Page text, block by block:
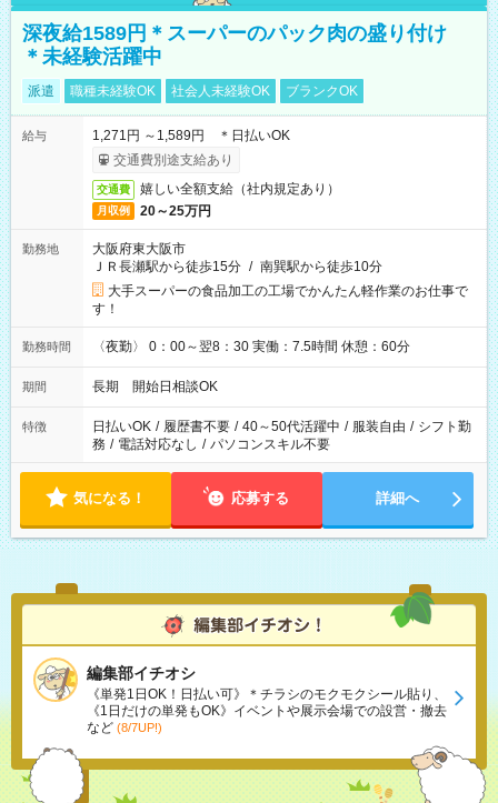
深夜給1589円＊スーパーのパック肉の盛り付け
＊未経験活躍中
派遣 職種未経験OK 社会人未経験OK ブランクOK
給与
1,271円 ～1,589円 ＊日払いOK
交通費別途支給あり
交通費 嬉しい全額支給（社内規定あり）
月収例 20～25万円
勤務地
大阪府東大阪市
ＪＲ長瀬駅から徒歩15分 / 南巽駅から徒歩10分
大手スーパーの食品加工の工場でかんたん軽作業のお仕事で
す！
勤務時間 〈夜勤〉 0：00～翌8：30 実働：7.5時間 休憩：60分
期間 長期 開始日相談OK
特徴 日払いOK / 履歴書不要 / 40～50代活躍中 / 服装自由 / シフト勤
務 / 電話対応なし / パソコンスキル不要
気になる！ 応募する 詳細へ
編集部イチオシ
《単発1日OK！日払い可》＊チラシのモクモクシール貼り、
《1日だけの単発もOK》イベントや展示会場での設営・撤去
など (8/7UP!)